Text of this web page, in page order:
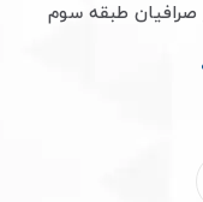
صرافیان طبقه سوم